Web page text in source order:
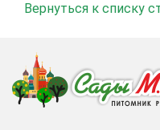
Вернуться к списку